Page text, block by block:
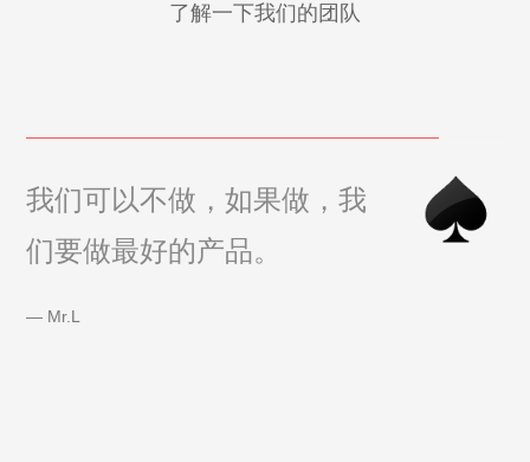
了解一下我们的团队
我们可以不做，如果做，我
们要做最好的产品。
Mr.L